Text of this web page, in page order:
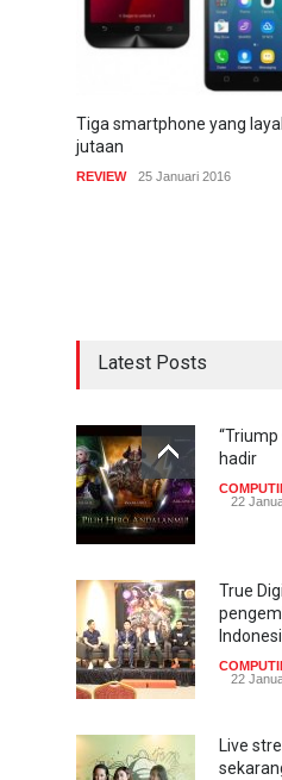
Tiga smartphone yang
jutaan
REVIEW 25 Januari 2016
Latest Posts
“Triump
hadir
22
True
22
Live